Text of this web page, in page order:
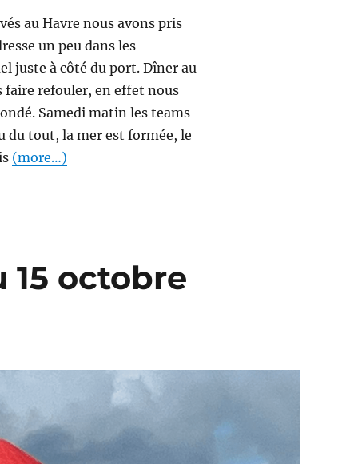
au Havre nous avons pris
un peu dans les
juste à côté du port. Dîner au
faire refouler, en effet nous
Samedi matin les teams
du tout, la mer est formée, le
(more…)
15 octobre